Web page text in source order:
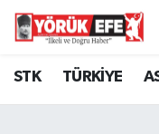
STK TÜRKİYE
Aydın